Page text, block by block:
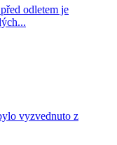
odletem je
vyzvednuto z